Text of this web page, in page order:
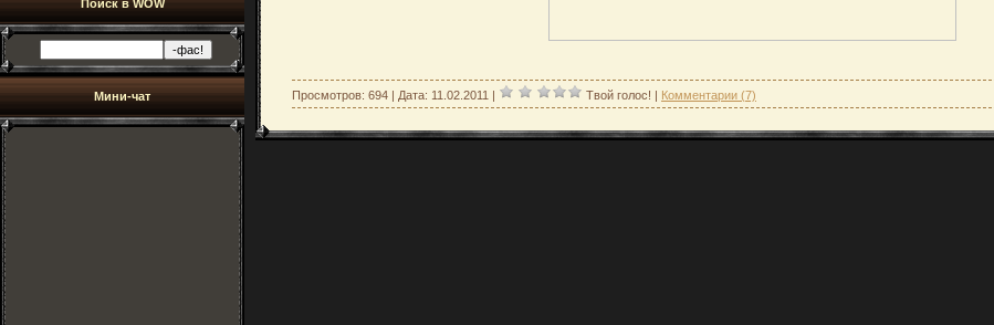
Поиск в WOW
Мини-чат Просмотров: 694 | Дата: 11.02.2011 Твой голос! Комментарии (7)